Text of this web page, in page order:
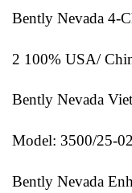
Bently Nevada 4-
2 100% USA/
Bently Nevada
Model: 3500/25-
Bently Nevada